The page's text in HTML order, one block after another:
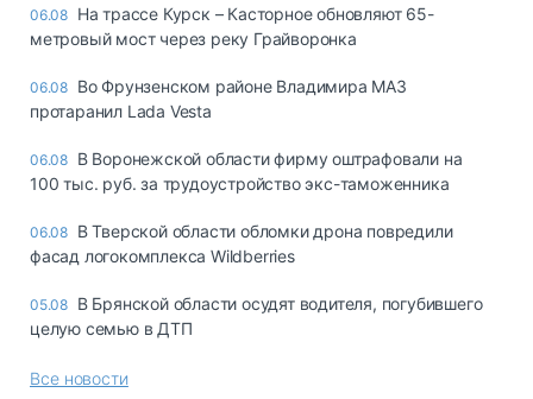
06.08 На трассе Курск – Касторное обновляют 65-
метровый мост через реку Грайворонка
06.08 Во Фрунзенском районе Владимира МАЗ
протаранил Lada Vesta
06.08 В Воронежской области фирму оштрафовали на
100 тыс. руб. за трудоустройство экс-таможенника
06.08 В Тверской области обломки дрона повредили
фасад логокомплекса Wildberries
05.08 В Брянской области осудят водителя, погубившего
целую семью в ДТП
Все новости